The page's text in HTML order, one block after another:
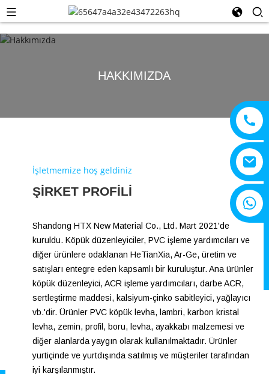
HAKKIMIZDA
İşletmemize hoş geldiniz
ŞIRKET PROFILI
Shandong HTX New Material Co., Ltd. Mart 2021'de
kuruldu. Köpük düzenleyiciler, PVC işleme yardımcıları ve
diğer ürünlere odaklanan HeTianXia, Ar-Ge, üretim ve
satışları entegre eden kapsamlı bir kuruluştur. Ana ürünler
köpük düzenleyici, ACR işleme yardımcıları, darbe ACR,
sertleştirme maddesi, kalsiyum-çinko sabitleyici, yağlayıcı
vb.'dir. Ürünler PVC köpük levha, lambri, karbon kristal
levha, zemin, profil, boru, levha, ayakkabı malzemesi ve
diğer alanlarda yaygın olarak kullanılmaktadır. Ürünler
yurtiçinde ve yurtdışında satılmış ve müşteriler tarafından
iyi karşılanmıştır.